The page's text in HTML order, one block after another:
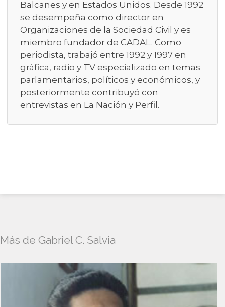
Balcanes y en Estados Unidos. Desde 1992
se desempeña como director en
Organizaciones de la Sociedad Civil y es
miembro fundador de CADAL. Como
periodista, trabajó entre 1992 y 1997 en
gráfica, radio y TV especializado en temas
parlamentarios, políticos y económicos, y
posteriormente contribuyó con
entrevistas en La Nación y Perfil.
Más de Gabriel C. Salvia